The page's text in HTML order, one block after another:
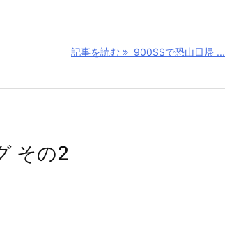
記事を読む 900SSで恐山日帰 ...
その2